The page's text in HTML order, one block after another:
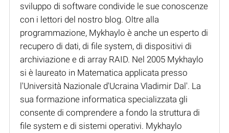
sviluppo di software condivide le sue conoscenze
con i lettori del nostro blog. Oltre alla
programmazione, Mykhaylo è anche un esperto di
recupero di dati, di file system, di dispositivi di
archiviazione e di array RAID. Nel 2005 Mykhaylo
si è laureato in Matematica applicata presso
l'Università Nazionale d'Ucraina Vladimir Dal'. La
sua formazione informatica specializzata gli
consente di comprendere a fondo la struttura di
file system e di sistemi operativi. Mykhaylo